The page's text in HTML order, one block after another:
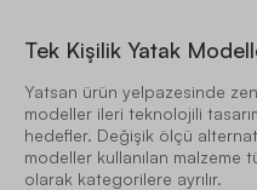
Tek Kişilik Yatak
Yatsan ürün yelpazesinde
modeller ileri teknolojili
hedefler. Değişik ölçü
modeller kullanılan malzeme
olarak kategorilere ayrılır.